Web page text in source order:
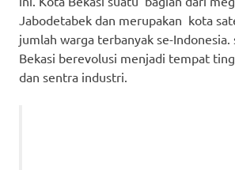
Jabodetabek dan merupakan kota
jumlah warga terbanyak se-Indonesia.
Bekasi berevolusi menjadi tempat
dan sentra industri.